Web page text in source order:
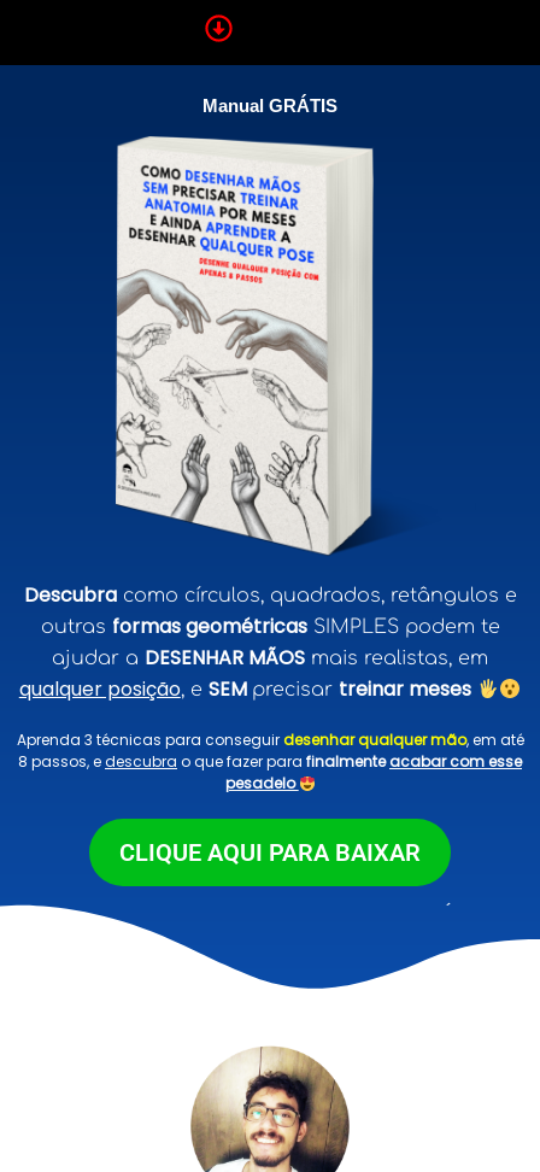
Manual GRÁTIS
Descubracomo círculos, quadrados, retângulos e
outras formas geométricasSIMPLES podem te
ajudar a DESENHAR MÃOS mais realistas, em
qualquer posição, e SEM precisar treinar meses
Aprenda 3 técnicas para conseguirdesenhar qualquer mão, em até
8 passos, edescubra o que fazer para finalmenteacabar com esse
pesadelo
CLIQUE AQUI PARA BAIXAR